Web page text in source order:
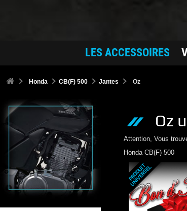
LES ACCESSOIRES
Honda CB(F) 500 Jantes Oz
Oz
Attention, Vous
Honda CB(F) 500
P
R
O
D
U
I
T
U
N
I
V
E
R
S
E
L